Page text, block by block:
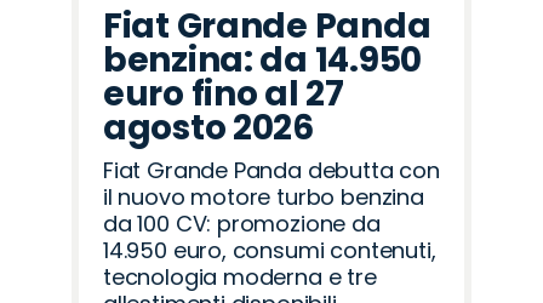
Fiat Grande Panda
benzina: da 14.950
euro fino al 27
agosto 2026
Fiat Grande Panda debutta con
il nuovo motore turbo benzina
da 100 CV: promozione da
14.950 euro, consumi contenuti,
tecnologia moderna e tre